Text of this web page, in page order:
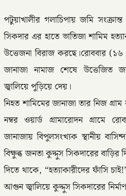
পটুয়াখালীর গলাচিপায় জমি
সিকদার এর হাতে ভাতিজা শামিম
উত্তেজনা বিরাজ করছে।রোববার (১৬
জানাজা নামাজ শেষে উত্তেজিত
জ্বালিয়ে পুড়িয়ে দেয়।
নিহত শামিমের জানাজা তার নিজ
নম্বর ওয়ার্ড গ্রামারোদন গ্রামে
জানাজায় বিপুলসংখ্যক স্থানীয়
বিক্ষুব্ধ জনতা কুদ্দুস সিকদারের
দিতে থাকে, “হত্যাকারীদের ফাঁসি
আগুন জ্বালিয়ে কুদ্দুস সিকদারের